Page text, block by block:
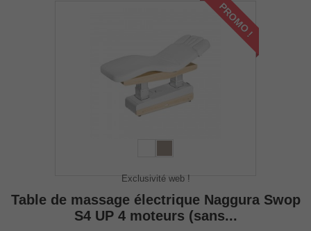
PROMO !
Exclusivité web !
Table de massage électrique Naggura Swop
S4 UP 4 moteurs (sans...